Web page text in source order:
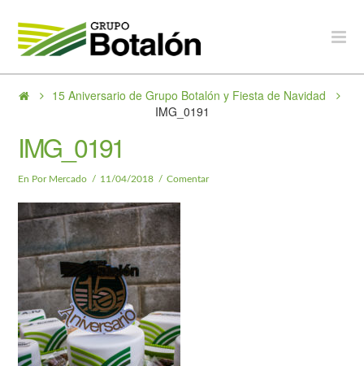
Grupo
Botalón
15 Aniversario de Grupo Botalón y Fiesta de Navidad
IMG_0191
IMG_0191
En Por Mercado 11/04/2018 Comentar